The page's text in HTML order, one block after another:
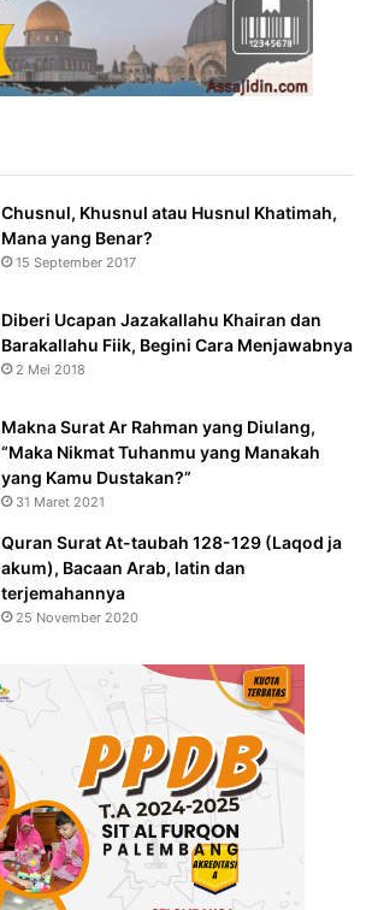
Chusnul, Khusnul atau Husnul Khatimah,
Mana yang Benar?
15 September 2017
Diberi Ucapan Jazakallahu Khairan dan
Barakallahu Fiik, Begini Cara Menjawabnya
2 Mei 2018
Makna Surat Ar Rahman yang Diulang,
“Maka Nikmat Tuhanmu yang Manakah
yang Kamu Dustakan?”
31 Maret 2021
Quran Surat At-taubah 128-129 (Laqod ja
akum), Bacaan Arab, latin dan
terjemahannya
25 November 2020